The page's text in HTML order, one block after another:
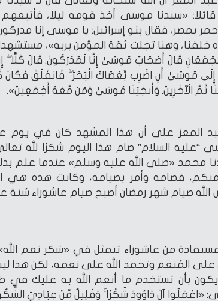
قائلا: «سيدنا موسى أخذ قومه ليلا،
بمصر، فقال بنو إسرائيل: يا موسى إنا
خلفنا، وهنا تجلت ثقة المؤمن بربه»،
قَالَ أَصْحَابُ مُوسَىٰ إِنَّا لَمُدْرَكُونَ. قَالَ كَلَّا
إِلَىٰ مُوسَىٰ أَنِ اضْرِب بِّعَصَاكَ الْبَحْرَ ۖ فَانفَلَقَ
ثَمَّ الْآخَرِينَ. وَأَنجَيْنَا مُوسَىٰ وَمَن مَّعَهُ أَجْمَعِينَ».
المعز على أن هذا المشهد كان في يوم
“عليه السلام” صام هذا اليوم شكرًا لله
محمد «صلى الله عليه وسلم» عندما علم
فصامه وأمر بصيامه، وكانت هذه هي
الله صيام شهر رمضان أصبح صيام عاشوراء سُنة
من عاشوراء تتمثل في «شكر نعم
على المُنعم وتحمد الله على نعمه، لكن هذا
بأن تستخدم ما أنعم الله به عليك في
«اعْمَلُوا آلَ دَاوُودَ شُكْرًا ۚ وَقَلِيلٌ مِّنْ عِبَادِيَ